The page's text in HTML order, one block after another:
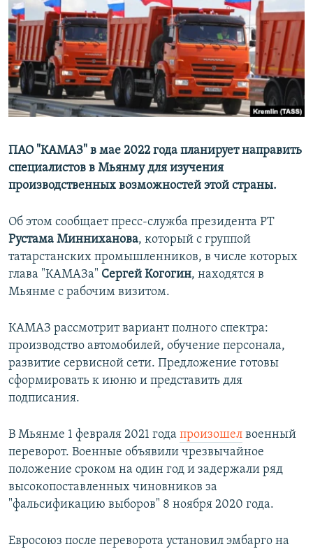
РАСПИСАНИЕ ВЕЩАНИЯ
ПОДПИШИТЕСЬ НА РАССЫЛКУ
СОЦИАЛЬНЫЕ СЕТИ
Все сайты РСЕ/РС
ПАО "КАМАЗ" в мае 2022 года планирует направить
специалистов в Мьянму для изучения
производственных возможностей этой страны.
Об этом сообщает пресс-служба президента РТ
Рустама Минниханова, который с группой
татарстанских промышленников, в числе которых
глава "КАМАЗа" Сергей Когогин, находятся в
Мьянме с рабочим визитом.
КАМАЗ рассмотрит вариант полного спектра:
производство автомобилей, обучение персонала,
развитие сервисной сети. Предложение готовы
сформировать к июню и представить для
подписания.
В Мьянме 1 февраля 2021 года произошел военный
переворот. Военные объявили чрезвычайное
положение сроком на один год и задержали ряд
высокопоставленных чиновников за
"фальсификацию выборов" 8 ноября 2020 года.
Евросоюз после переворота установил эмбарго на